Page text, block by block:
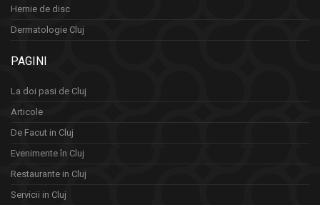
Hernie de disc
Dermatologie Cluj
PAGINI
La doi pasi de Cluj
Articole
De Facut in Cluj
Evenimente în Cluj
Restaurante in Cluj
Servicii in Cluj